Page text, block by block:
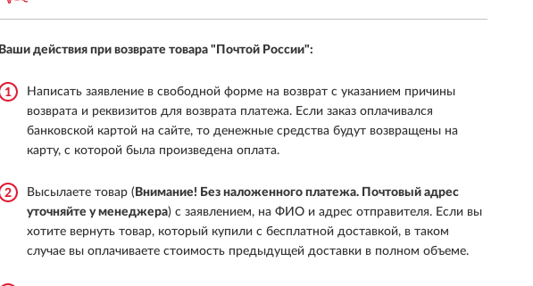
Ваши действия при возврате товара"Почтой России":
1
Написать заявление в свободной форме на возврат с указанием причины
возврата и реквизитов для возврата платежа. Если заказ оплачивался
банковской картой на сайте, то денежные средства будут возвращены на
карту, с которой была произведена оплата.
2 Высылаете товар ( Внимание! Без наложенного платежа. Почтовый адрес
уточняйте у менеджера) с заявлением, на ФИО и адрес отправителя. Если вы
хотите вернуть товар, который купили с бесплатной доставкой, в таком
случае вы оплачиваете стоимость предыдущей доставки в полном объеме.